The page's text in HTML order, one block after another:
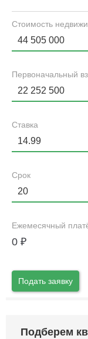
Стоимость
Первоначальный
Ставка
Срок
Ежемесячный
0 ₽
Подать заявку
Подберем